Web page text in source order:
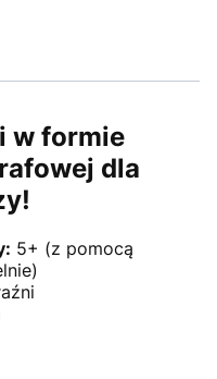
w formie
dla
5+ (z pomocą